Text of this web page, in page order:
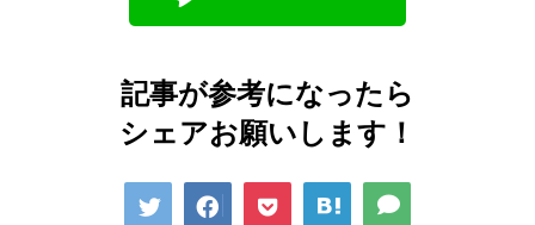
記事が参考になったら
シェアお願いします！